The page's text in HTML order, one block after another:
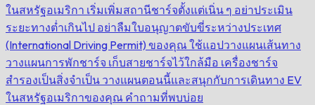
ในสหรัฐอเมริกา เริ่มเพิ่มสถานีชาร์จตั้งแต่เนิ่น ๆ อย่าประเมิน
ระยะทางต่ำเกินไป อย่าลืมใบอนุญาตขับขี่ระหว่างประเทศ
(International Driving Permit) ของคุณใช้แอปวางแผนเส้นทาง
วางแผนการพักชาร์จ เก็บสายชาร์จไว้ใกล้มือ เครื่องชาร์จ
สำรองเป็นสิ่งจำเป็น วางแผนตอนนี้และสนุกกับการเดินทาง EV
ในสหรัฐอเมริกาของคุณ คำถามที่พบบ่อย